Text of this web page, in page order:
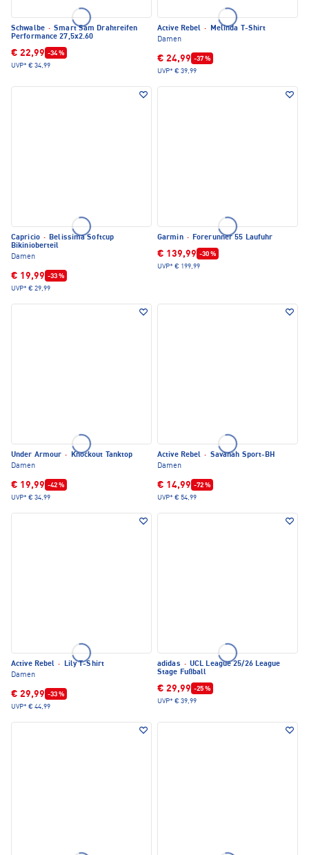
Schwalbe · Smart Sam Drahtreifen
Performance 27,5x2.60
€ 22,99 -34 %
UVP* € 34,99
Active Rebel ·
Melinda T-Shirt
Damen
€ 24,99 -37 %
UVP* € 39,99
Capricio · Belissima Softcup
Bikinioberteil
Damen
€ 19,99 -33 %
UVP* € 29,99
Garmin · Forerunner 55 Laufuhr
€ 139,99 -30 %
UVP* € 199,99
Under Armour ·
Knockout Tanktop
Damen
€ 19,99 -42 %
UVP* € 34,99
Active Rebel · Savanah Sport-BH
Damen
€ 14,99 -72 %
UVP* € 54,99
Active Rebel ·
Lily T-Shirt
Damen
€ 29,99 -33 %
UVP* € 44,99
adidas · UCL League 25/26 League
Stage Fußball
€ 29,99 -25 %
UVP* € 39,99